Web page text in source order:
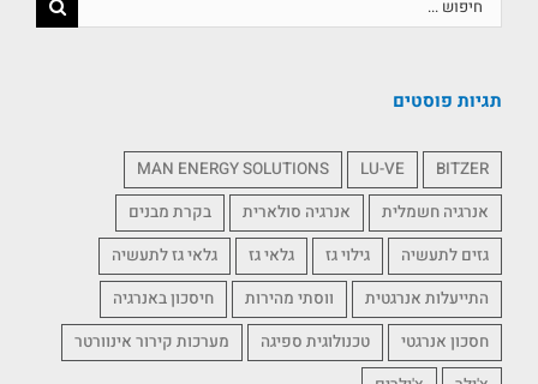
תגיות פוסטים
BITZER
LU-VE
MAN ENERGY SOLUTIONS
אנרגיה חשמלית
אנרגיה סולארית
בקרת מבנים
גזים לתעשיה
גילוי גז גלאי גז
גלאי גז לתעשיה
התייעלות אנרגטית
ווסתי מהירות
חיסכון באנרגיה
חסכון אנרגטי
טכנולוגית ספיגה
מערכות קירור אינוורטר